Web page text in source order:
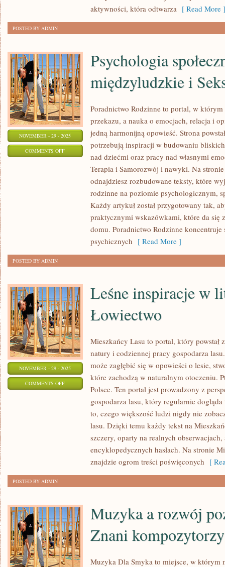
aktywności, która odtwarza [ Read More ]
POSTED BY ADMIN
NOVEMBER - 29 - 2025
COMMENTS OFFON
Psychologia
międzyludzkie i
Poradnictwo Rodzinne to portal, w którym
przekazu, a nauka o emocjach, relacja i
jedną harmonijną opowieść. Strona
potrzebują inspiracji w budowaniu
nad dziećmi oraz pracy nad własnymi
Terapia i Samorozwój i nawyki. Na
odnajdziesz rozbudowane teksty, które
rodzinne na poziomie psychologicznym,
Każdy artykuł został przygotowany tak,
praktycznymi wskazówkami, które da się
domu. Poradnictwo Rodzinne koncentruje
psychicznych [ Read More ]
POSTED BY ADMIN
NOVEMBER - 29 - 2025
COMMENTS OFFON
INSPIRACJE
Leśne inspiracje w
Łowiectwo
Mieszkańcy Lasu to portal, który powstał
natury i codziennej pracy gospodarza
może zagłębić się w opowieści o lesie,
które zachodzą w naturalnym otoczeniu.
Polsce. Ten portal jest prowadzony z
gospodarza lasu, który regularnie
to, czego większość ludzi nigdy nie
lasu. Dzięki temu każdy tekst na
szczery, oparty na realnych
encyklopedycznych hasłach. Na stronie
znajdzie ogrom treści poświęconych [
POSTED BY ADMIN
Muzyka a rozwój
Znani
Muzyka Dla Smyka to miejsce, w którym